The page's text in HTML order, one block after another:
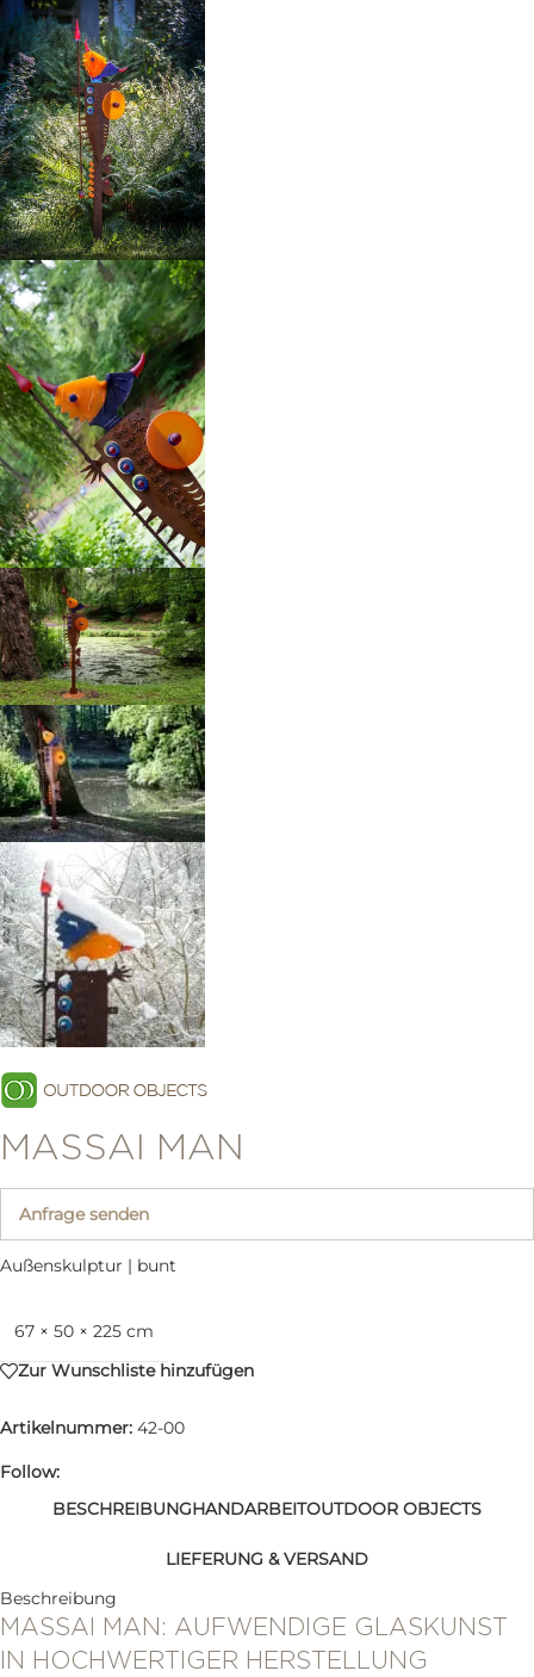
MASSAI MAN
Anfrage senden
Außenskulptur | bunt
67 × 50 × 225 cm
Zur Wunschliste hinzufügen
Artikelnummer: 42-00
Follow:
BESCHREIBUNGHANDARBEITOUTDOOR OBJECTS
LIEFERUNG & VERSAND
Beschreibung
MASSAI MAN: AUFWENDIGE GLASKUNST
IN HOCHWERTIGER HERSTELLUNG